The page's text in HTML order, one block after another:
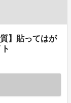
】貼ってはが